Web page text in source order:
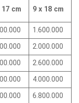
17 cm 9 x 18 cm
1.600.000
2.000.000
2.600.000
4.000.000
6.800.000